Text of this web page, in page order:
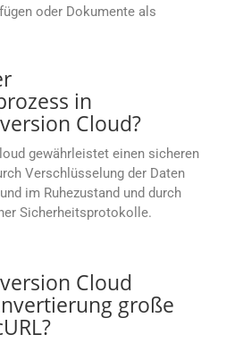
oder Dokumente als
in
Cloud?
gewährleistet einen sicheren
Verschlüsselung der Daten
im Ruhezustand und durch
Sicherheitsprotokolle.
Cloud
große